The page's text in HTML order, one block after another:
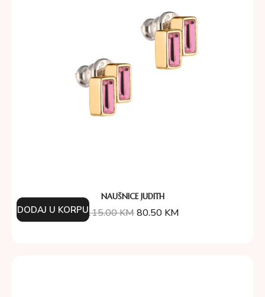
NAUŠNICE JUDITH
115.00KM80.50 KM
DODAJ U KORPU